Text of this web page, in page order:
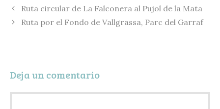
Ruta circular de La Falconera al Pujol de la Mata
Ruta por el Fondo de Vallgrassa, Parc del Garraf
Deja un comentario